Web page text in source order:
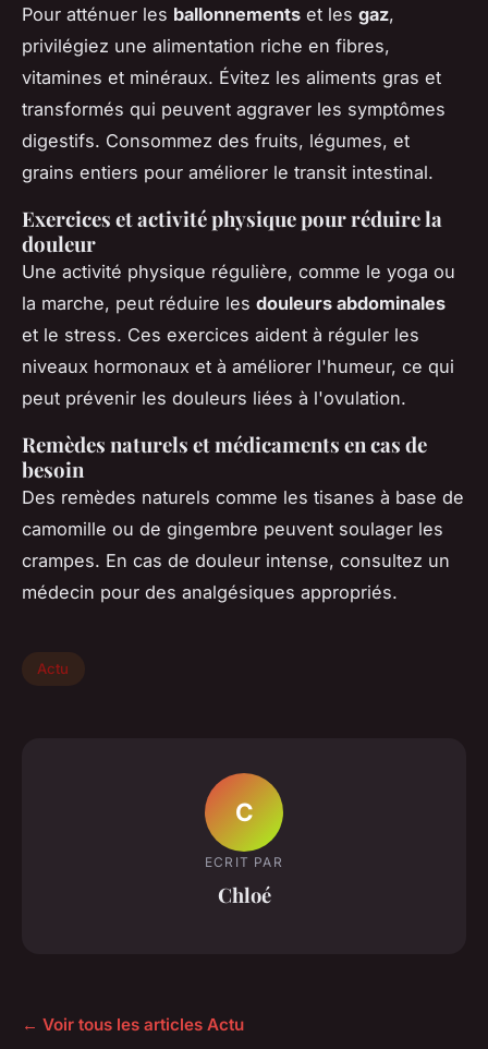
Pour atténuer les ballonnements et les gaz,
privilégiez une alimentation riche en fibres,
vitamines et minéraux. Évitez les aliments gras et
transformés qui peuvent aggraver les symptômes
digestifs. Consommez des fruits, légumes, et
grains entiers pour améliorer le transit intestinal.
Exercices et activité physique pour réduire la
douleur
Une activité physique régulière, comme le yoga ou
la marche, peut réduire les douleurs abdominales
et le stress. Ces exercices aident à réguler les
niveaux hormonaux et à améliorer l'humeur, ce qui
peut prévenir les douleurs liées à l'ovulation.
Remèdes naturels et médicaments en cas de
besoin
Des remèdes naturels comme les tisanes à base de
camomille ou de gingembre peuvent soulager les
crampes. En cas de douleur intense, consultez un
médecin pour des analgésiques appropriés.
Actu
C
ECRIT PAR
Chloé
← Voir tous les articles Actu